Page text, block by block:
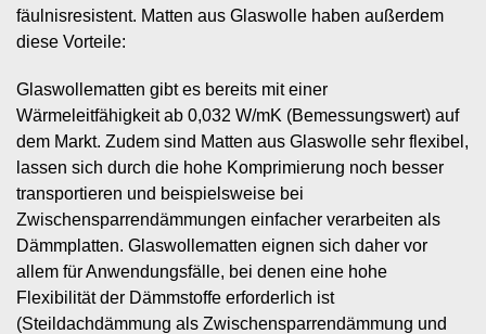
fäulnisresistent. Matten aus Glaswolle haben außerdem
diese Vorteile:
Glaswollematten gibt es bereits mit einer
Wärmeleitfähigkeit ab 0,032 W/mK (Bemessungswert) auf
dem Markt. Zudem sind Matten aus Glaswolle sehr flexibel,
lassen sich durch die hohe Komprimierung noch besser
transportieren und beispielsweise bei
Zwischensparrendämmungen einfacher verarbeiten als
Dämmplatten. Glaswollematten eignen sich daher vor
allem für Anwendungsfälle, bei denen eine hohe
Flexibilität der Dämmstoffe erforderlich ist
(Steildachdämmung als Zwischensparrendämmung und